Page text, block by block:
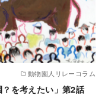
動物園人リレーコラム
を考えたい」第2話